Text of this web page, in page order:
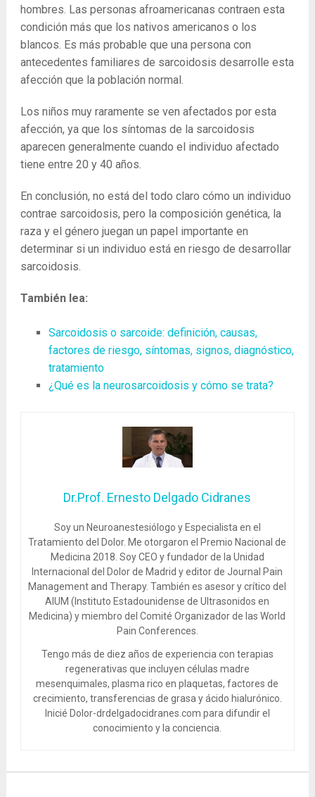
hombres. Las personas afroamericanas contraen esta
condición más que los nativos americanos o los
blancos. Es más probable que una persona con
antecedentes familiares de sarcoidosis desarrolle esta
afección que la población normal.
Los niños muy raramente se ven afectados por esta
afección, ya que los síntomas de la sarcoidosis
aparecen generalmente cuando el individuo afectado
tiene entre 20 y 40 años.
En conclusión, no está del todo claro cómo un individuo
contrae sarcoidosis, pero la composición genética, la
raza y el género juegan un papel importante en
determinar si un individuo está en riesgo de desarrollar
sarcoidosis.
También lea:
Sarcoidosis o sarcoide: definición, causas,
factores de riesgo, síntomas, signos, diagnóstico,
tratamiento
¿Qué es la neurosarcoidosis y cómo se trata?
Dr.Prof. Ernesto Delgado Cidranes
Soy un Neuroanestesiólogo y Especialista en el
Tratamiento del Dolor. Me otorgaron el Premio Nacional de
Medicina 2018. Soy CEO y fundador de la Unidad
Internacional del Dolor de Madrid y editor de Journal Pain
Management and Therapy. También es asesor y crítico del
AIUM (Instituto Estadounidense de Ultrasonidos en
Medicina) y miembro del Comité Organizador de las World
Pain Conferences.
Tengo más de diez años de experiencia con terapias
regenerativas que incluyen células madre
mesenquimales, plasma rico en plaquetas, factores de
crecimiento, transferencias de grasa y ácido hialurónico.
Inicié Dolor-drdelgadocidranes.com para difundir el
conocimiento y la conciencia.